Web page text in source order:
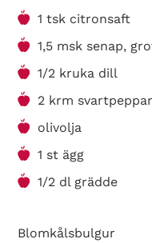
1 tsk citronsaft
1,5 msk senap,
1/2 kruka dill
2 krm svartpeppar
olivolja
1 st ägg
1/2 dl grädde
Blomkålsbulgur